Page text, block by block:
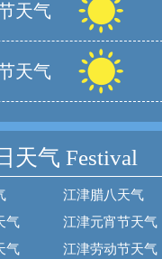
天气
天气
天气 Festival
江津腊八天气
气
江津元宵节天气
气
江津劳动节天气